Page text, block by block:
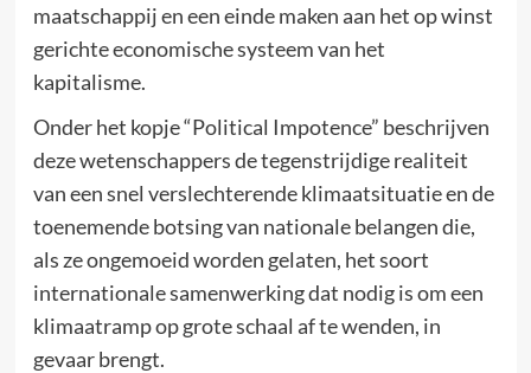
maatschappij en een einde maken aan het op winst
gerichte economische systeem van het
kapitalisme.
Onder het kopje “Political Impotence” beschrijven
deze wetenschappers de tegenstrijdige realiteit
van een snel verslechterende klimaatsituatie en de
toenemende botsing van nationale belangen die,
als ze ongemoeid worden gelaten, het soort
internationale samenwerking dat nodig is om een
klimaatramp op grote schaal af te wenden, in
gevaar brengt.